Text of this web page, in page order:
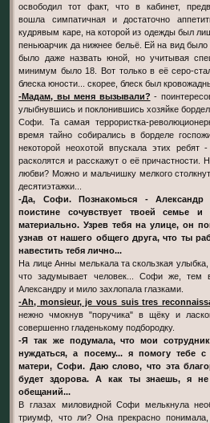
освободил тот факт, что в кабинет,
вошла симпатичная и достаточно
кудрявым каре, на которой из одежды был
пеньюарчик да нижнее бельё. Ей на вид
было даже назвать юной, но учитывая
минимум было 18. Вот только в её серо-
блеска юности... скорее, блеск был
-Мадам, вы меня вызывали? -
улыбнувшись и поклонившись хозяйке
Софи. Та самая террористка-
время тайно собирались в борделе
некоторой неохотой впускала этих ребят
расколятся и расскажут о её причастности.
любви? Можно и мальчишку мелкого
десятиэтажки...
-Да, Софи. Познакомься - Александр
поистине сочувствует твоей семье
материально. Узрев тебя на улице, он
узнав от нашего общего друга, что ты
навестить тебя лично...
На лице Анны мелькала та скользкая
что задумывает человек... Софи же, тем
Александру и мило захлопала глазками.
-Аh, monsieur, je vous suis tres
нежно чмокнув "поручика" в щёку и
совершенно гладенькому подбородку.
-Я так же подумала, что мои
нуждаться, а посему... я помогу тебе с
матери, Софи. Даю слово, что эта
будет здорова. А как ты знаешь, я не
обещаний...
В глазах миловидной Софи мелькнула
триумф, что ли? Она прекрасно понимала,